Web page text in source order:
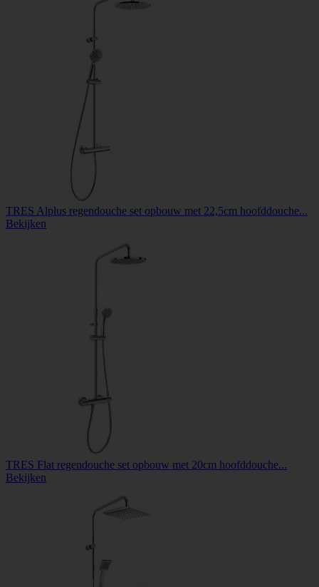
TRES Alplus regendouche set opbouw met 22,5cm hoofddouche...
Bekijken
TRES Flat regendouche set opbouw met 20cm hoofddouche...
Bekijken